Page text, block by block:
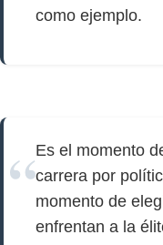
como ejemplo.
Es el momento
carrera por
momento de
enfrentan a la